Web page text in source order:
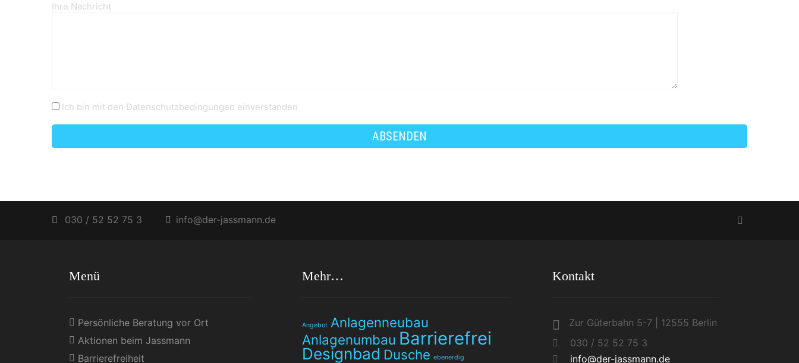
Ihre Nachricht
Ich bin mit den Datenschutzbedingungen einverstanden
030 / 52 52 75 3 info@der-jassmann.de
Menü
Persönliche Beratung vor Ort
Aktionen beim Jassmann
Barrierefreiheit
Mehr…
Angebot Anlagenneubau
Anlagenumbau Barrierefrei
Designbad Dusche ebenerdig
Kontakt
Zur Güterbahn 5-7 | 12555 Berlin
030 / 52 52 75 3
info@der-jassmann.de